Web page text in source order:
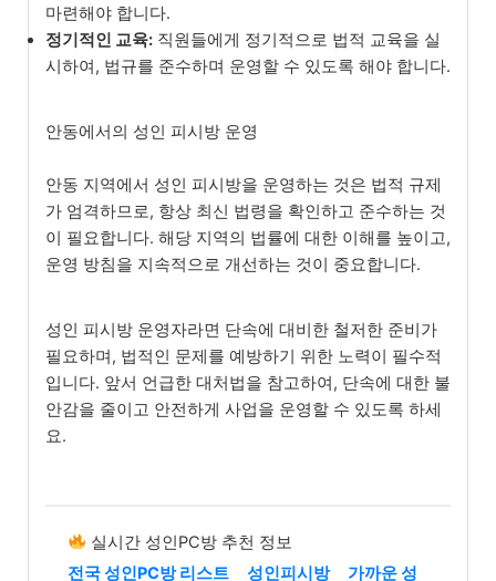
마련해야 합니다.
정기적인 교육: 직원들에게 정기적으로 법적 교육을 실
시하여, 법규를 준수하며 운영할 수 있도록 해야 합니다.
안동에서의 성인 피시방 운영
안동 지역에서 성인 피시방을 운영하는 것은 법적 규제
가 엄격하므로, 항상 최신 법령을 확인하고 준수하는 것
이 필요합니다. 해당 지역의 법률에 대한 이해를 높이고,
운영 방침을 지속적으로 개선하는 것이 중요합니다.
성인 피시방 운영자라면 단속에 대비한 철저한 준비가
필요하며, 법적인 문제를 예방하기 위한 노력이 필수적
입니다. 앞서 언급한 대처법을 참고하여, 단속에 대한 불
안감을 줄이고 안전하게 사업을 운영할 수 있도록 하세
요.
실시간 성인PC방 추천 정보
전국 성인PC방 리스트
성인피시방
가까운 성